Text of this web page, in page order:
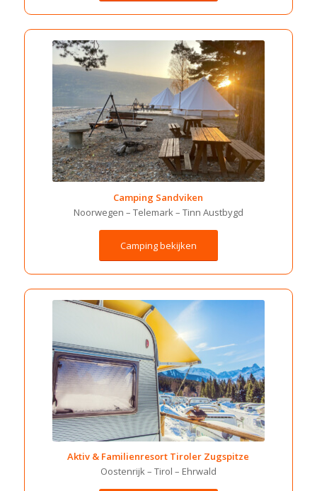
Camping Sandviken
Noorwegen – Telemark – Tinn Austbygd
Camping bekijken
Aktiv & Familienresort Tiroler Zugspitze
Oostenrijk – Tirol – Ehrwald